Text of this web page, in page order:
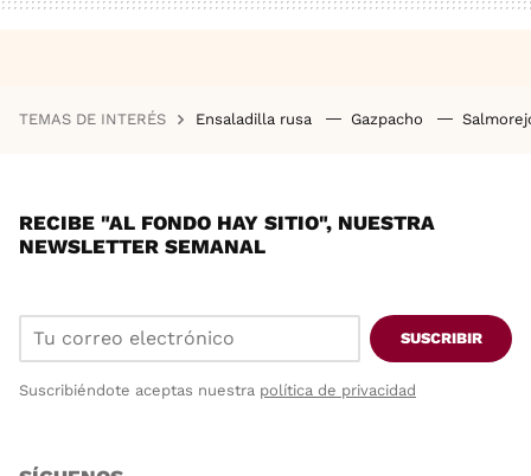
TEMAS DE INTERÉS Ensaladilla rusa Gazpacho
RECIBE "AL FONDO HAY SITIO", NUESTRA
NEWSLETTER SEMANAL
SUSCRIBIR
Suscribiéndote aceptas nuestra política de privacidad